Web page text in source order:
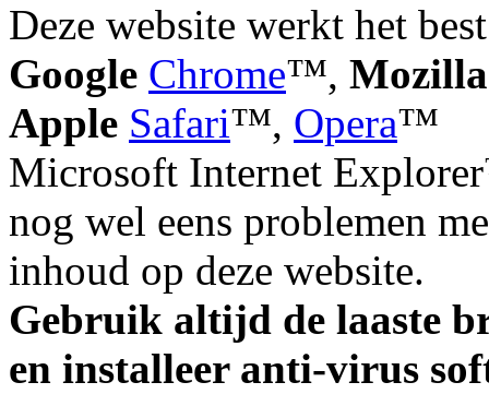
Deze website werkt het
Google Chrome™, Mozilla
Apple Safari™, Opera™
Microsoft Internet
nog wel eens problemen
inhoud op deze website.
Gebruik altijd de laaste
en installeer anti-virus